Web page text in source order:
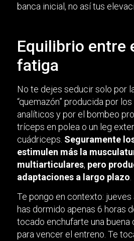
banca inicial, no así tus
Equilibrio entre
fatiga
No te dejes seducir solo por
“quemazón” producida por
analíticos y por el bombeo
tríceps en polea o un leg
cuádriceps. Seguramente
estimulen más la
multiarticulares, pero
adaptaciones a largo plazo
Te pongo en contexto: jueves
has dormido apenas 6 horas
tocado enchufarte una buena
para vencer el entreno. Te